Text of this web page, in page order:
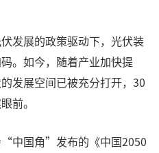
发展的政策驱动下，光伏装
。如今，随着产业加快提
发展空间已被充分打开，30
前。
“中国角”发布的《中国2050